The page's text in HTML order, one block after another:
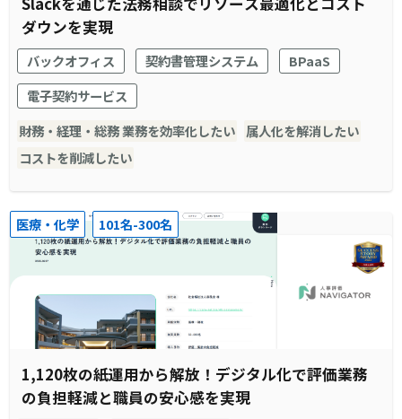
ダウンを実現
バックオフィス 契約書管理システム
BPaaS
電子契約サービス
財務・経理・総務 業務を効率化したい
属人化を解消したい
コストを削減したい
医療・化学 101名-300名
1,120枚の紙運用から解放！デジタル化で評価業務
の負担軽減と職員の安心感を実現